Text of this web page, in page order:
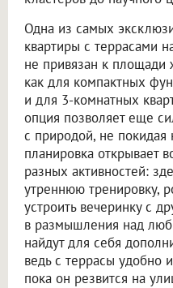
Одна из самых
квартиры с террасами
не привязан к площади
как для компактных
и для 3-комнатных
опция позволяет еще
с природой, не покидая
планировка открывает
разных активностей:
утреннюю тренировку,
устроить вечеринку с
в размышления над
найдут для себя
ведь с террасы удобно
пока он резвится на